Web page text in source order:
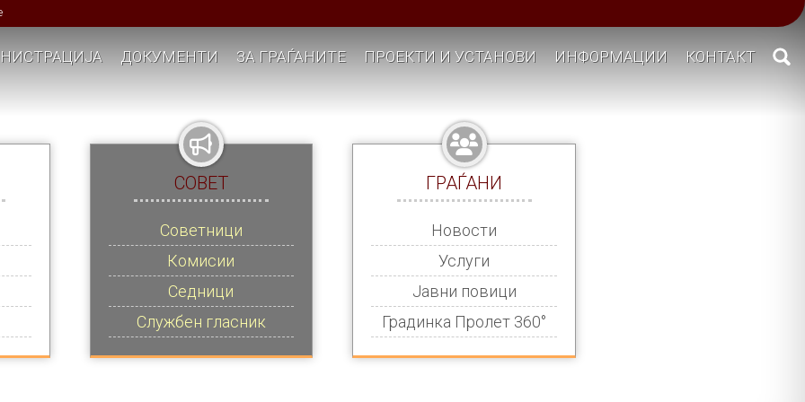
ДОКУМЕНТИ ЗА ГРАЃАНИТЕ ПРОЕКТИ И УСТАНОВИ ИНФОРМАЦИИ КОНТАКТ
СОВЕТ
Советници
Комисии
Седници
Службен гласник
ГРАЃАНИ
Новости
Услуги
Јавни повици
Градинка Пролет 360°